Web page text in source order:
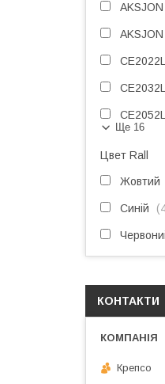
CE2022L
CE2032L
CE2052L
Ще 16
Цвет Rall
Жовтий
Синій
КОНТАКТИ
Крепсо